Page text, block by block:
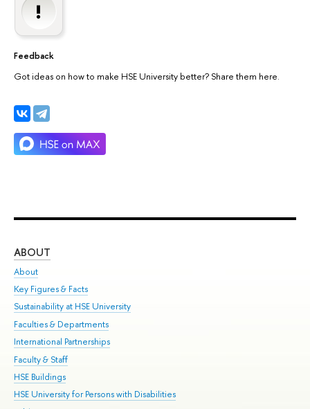
Feedback
Got ideas on how to make HSE University better? Share them here.
ABOUT
About
Key Figures & Facts
Sustainability at HSE University
Faculties & Departments
International Partnerships
Faculty & Staff
HSE Buildings
HSE University for Persons with Disabilities